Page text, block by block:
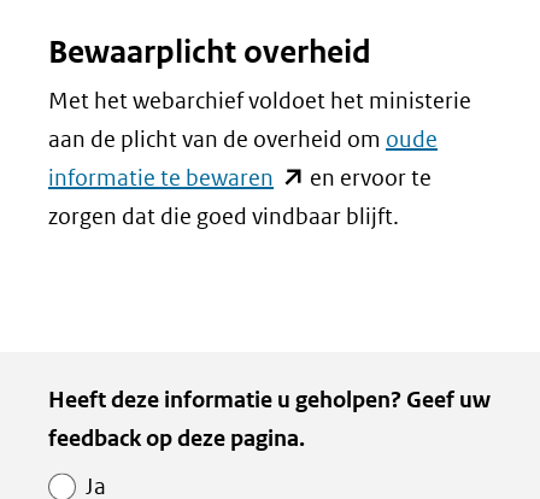
Bewaarplicht overheid
Met het webarchief voldoet het ministerie
aan de plicht van de overheid om oude
informatie te bewaren (opent
in
een
andere
en ervoor te
zorgen dat die goed vindbaar blijft.
Heeft deze informatie u geholpen? Geef uw
feedback op deze pagina.
Ja